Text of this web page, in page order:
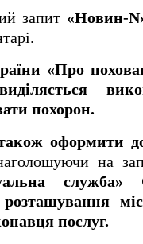
запит «Новин-
«Про
похорон.
оформити
на
служба»
послуг.